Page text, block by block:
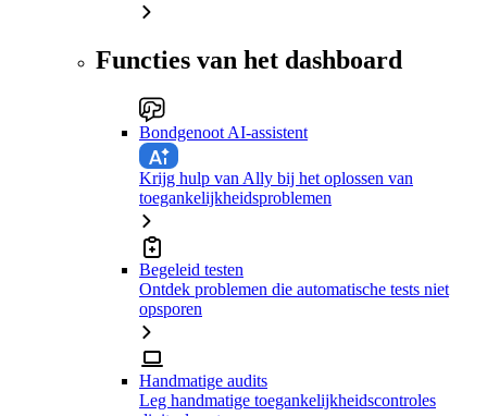
Functies van het dashboard
Bondgenoot AI-assistent
Krijg hulp van Ally bij het oplossen van
toegankelijkheidsproblemen
Begeleid testen
Ontdek problemen die automatische tests niet
opsporen
Handmatige audits
Leg handmatige toegankelijkheidscontroles